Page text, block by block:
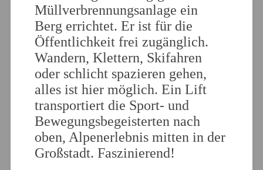
Müllverbrennungsanlage ein
Berg errichtet. Er ist für die
Öffentlichkeit frei zugänglich.
Wandern, Klettern, Skifahren
oder schlicht spazieren gehen,
alles ist hier möglich. Ein Lift
transportiert die Sport- und
Bewegungsbegeisterten nach
oben, Alpenerlebnis mitten in der
Großstadt. Faszinierend!